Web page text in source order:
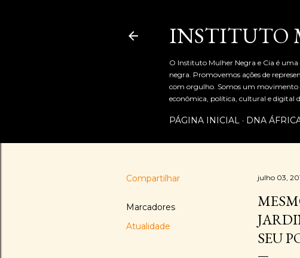
INSTITUTO
O Instituto Mulher Negra e Cia é
negra. Promovemos ações de
com orgulho. Somos um movimento
econômica, política, cultural e
PÁGINA INICIAL DNA
Compartilhar
Marcadores
Atualidade
julho 03,
SEU